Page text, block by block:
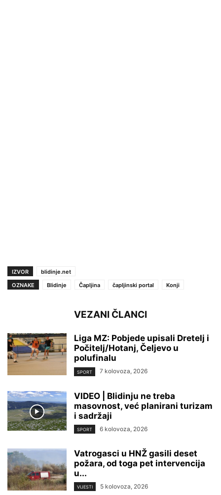
IZVOR
blidinje.net
OZNAKE
Blidinje Čapljina čapljinski portal Konji
VEZANI ČLANCI
Liga MZ: Pobjede upisali Dretelj i
Počitelj/Hotanj, Čeljevo u
polufinalu
SPORT 7 kolovoza, 2026
VIDEO | Blidinju ne treba
masovnost, već planirani turizam
i sadržaji
SPORT 6 kolovoza, 2026
Vatrogasci u HNŽ gasili deset
požara, od toga pet intervencija
u...
VIJESTI 5 kolovoza, 2026